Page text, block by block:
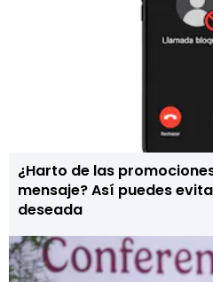
¿Harto de las
mensaje? Así puedes
deseada